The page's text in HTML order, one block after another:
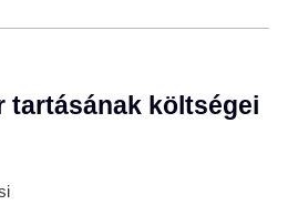
tartásának költségei